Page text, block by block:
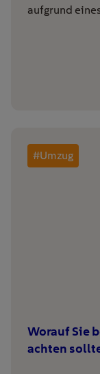
aufgrund
#Umzug
Worauf Sie
achten